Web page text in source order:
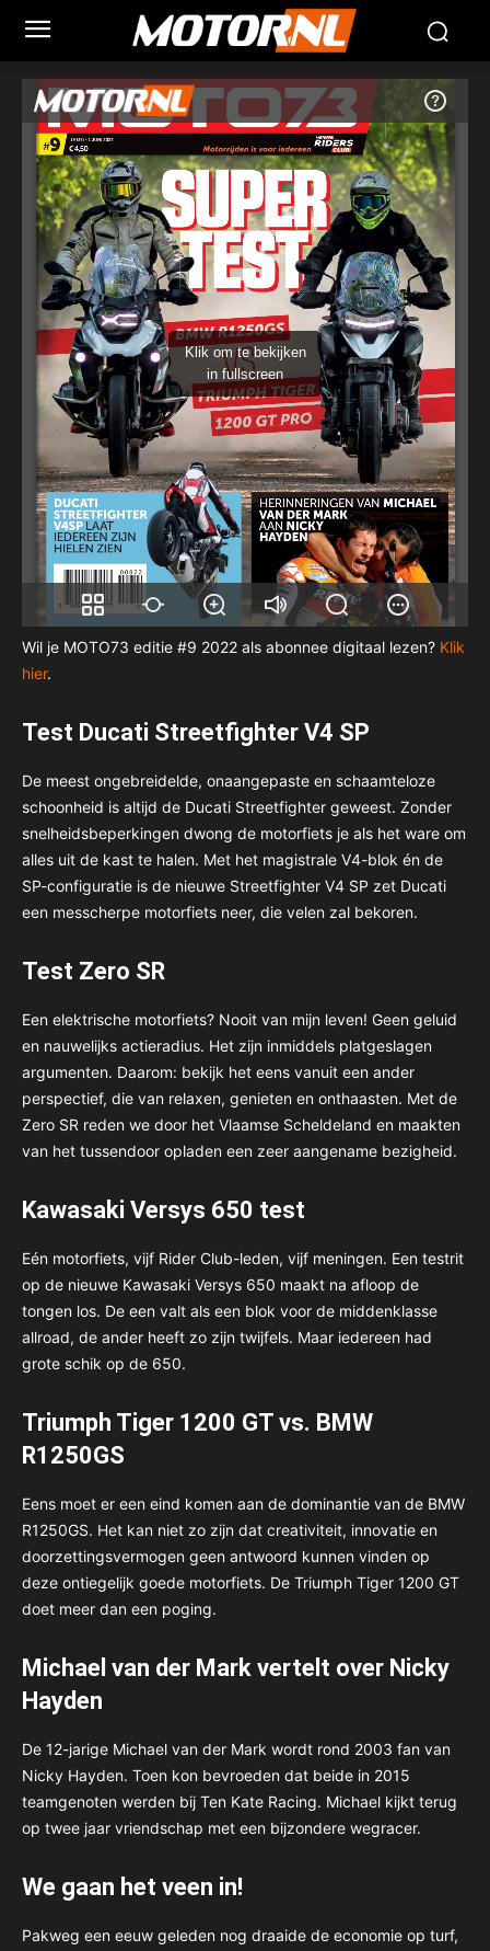
Wil je MOTO73 editie #9 2022 als abonnee digitaal lezen? Klik
hier.
Test Ducati Streetfighter V4 SP
De meest ongebreidelde, onaangepaste en schaamteloze
schoonheid is altijd de Ducati Streetfighter geweest. Zonder
snelheidsbeperkingen dwong de motorfiets je als het ware om
alles uit de kast te halen. Met het magistrale V4-blok én de
SP-configuratie is de nieuwe Streetfighter V4 SP zet Ducati
een messcherpe motorfiets neer, die velen zal bekoren.
Test Zero SR
Een elektrische motorfiets? Nooit van mijn leven! Geen geluid
en nauwelijks actieradius. Het zijn inmiddels platgeslagen
argumenten. Daarom: bekijk het eens vanuit een ander
perspectief, die van relaxen, genieten en onthaasten. Met de
Zero SR reden we door het Vlaamse Scheldeland en maakten
van het tussendoor opladen een zeer aangename bezigheid.
Kawasaki Versys 650 test
Eén motorfiets, vijf Rider Club-leden, vijf meningen. Een testrit
op de nieuwe Kawasaki Versys 650 maakt na afloop de
tongen los. De een valt als een blok voor de middenklasse
allroad, de ander heeft zo zijn twijfels. Maar iedereen had
grote schik op de 650.
Triumph Tiger 1200 GT vs. BMW
R1250GS
Eens moet er een eind komen aan de dominantie van de BMW
R1250GS. Het kan niet zo zijn dat creativiteit, innovatie en
doorzettingsvermogen geen antwoord kunnen vinden op
deze ontiegelijk goede motorfiets. De Triumph Tiger 1200 GT
doet meer dan een poging.
Michael van der Mark vertelt over Nicky
Hayden
De 12-jarige Michael van der Mark wordt rond 2003 fan van
Nicky Hayden. Toen kon bevroeden dat beide in 2015
teamgenoten werden bij Ten Kate Racing. Michael kijkt terug
op twee jaar vriendschap met een bijzondere wegracer.
We gaan het veen in!
Pakweg een eeuw geleden nog draaide de economie op turf,